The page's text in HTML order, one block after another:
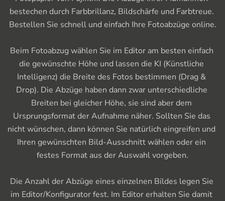
bestechen durch Farbbrillanz, Bildschärfe und Farbtreue.
Bestellen Sie schnell und einfach Ihre Fotoabzüge online.
Beim Fotoabzug wählen Sie im Editor am besten einfach
die gewünschte Höhe und lassen die KI (Künstliche
Intelligenz) die Breite des Fotos bestimmen (Drag &
Drop). Die Abzüge haben dann zwar unterschiedliche
Breiten bei gleicher Höhe, sie sind aber dem
Ursprungsformat der Aufnahme näher. Sollten Sie das
nicht wünschen, dann können Sie natürlich eingreifen und
Ihren gewünschten Bild-Ausschnitt wählen oder ein
festes Format aus der Auswahl vorgeben.
Die Anzahl der Abzüge eines einzelnen Bildes legen Sie
im Editor/Konfigurator fest. Im Editor erhalten Sie damit